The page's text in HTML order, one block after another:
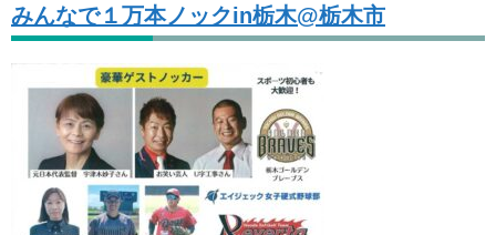
みんなで１万本ノックin栃木@栃木市